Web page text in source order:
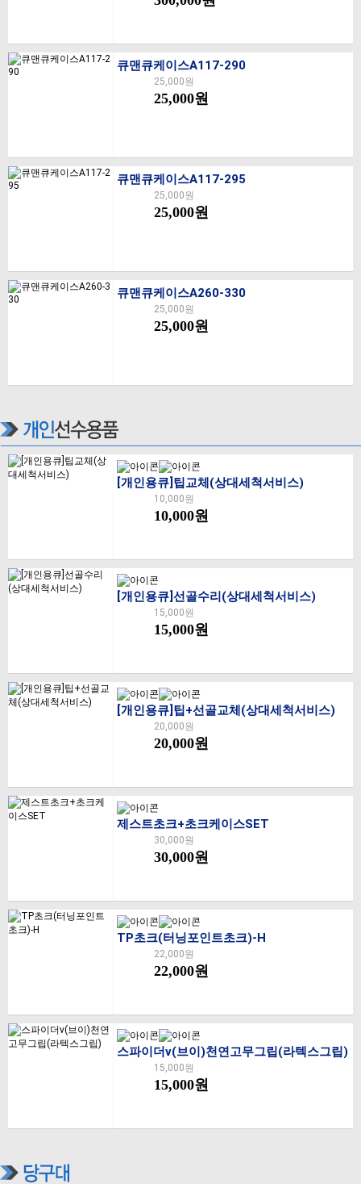
큐맨큐케이스A117-290
25,000원
25,000원
큐맨큐케이스A117-295
25,000원
25,000원
큐맨큐케이스A260-330
25,000원
25,000원
[개인용큐]팁교체(상대세척서비스)
10,000원
10,000원
[개인용큐]선골수리(상대세척서비스)
15,000원
15,000원
[개인용큐]팁+선골교체(상대세척서비스)
20,000원
20,000원
제스트초크+초크케이스SET
30,000원
30,000원
TP초크(터닝포인트초크)-H
22,000원
22,000원
스파이더v(브이)천연고무그립(라텍스그립)
15,000원
15,000원